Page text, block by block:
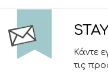
Κάντε
τις